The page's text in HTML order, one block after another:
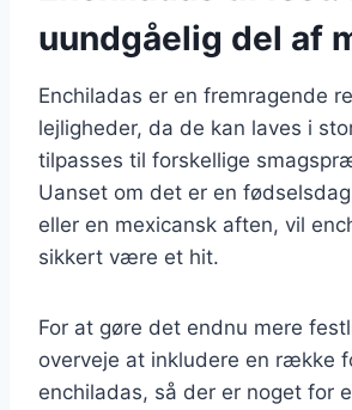
uundgåelig del af
Enchiladas er en fremragende
lejligheder, da de kan laves i
tilpasses til forskellige
Uanset om det er en
eller en mexicansk aften, vil
sikkert være et hit.
For at gøre det endnu mere
overveje at inkludere en række
enchiladas, så der er noget for